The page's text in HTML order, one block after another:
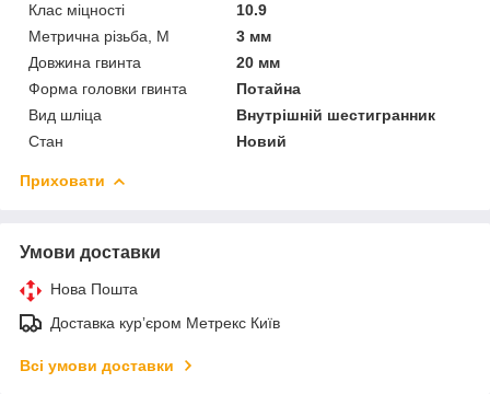
Клас міцності
10.9
Метрична різьба, М
3 мм
Довжина гвинта
20 мм
Форма головки гвинта
Потайна
Вид шліца
Внутрішній шестигранник
Стан
Новий
Приховати
Умови доставки
Нова Пошта
Доставка курʼєром Метрекс Київ
Всі умови доставки